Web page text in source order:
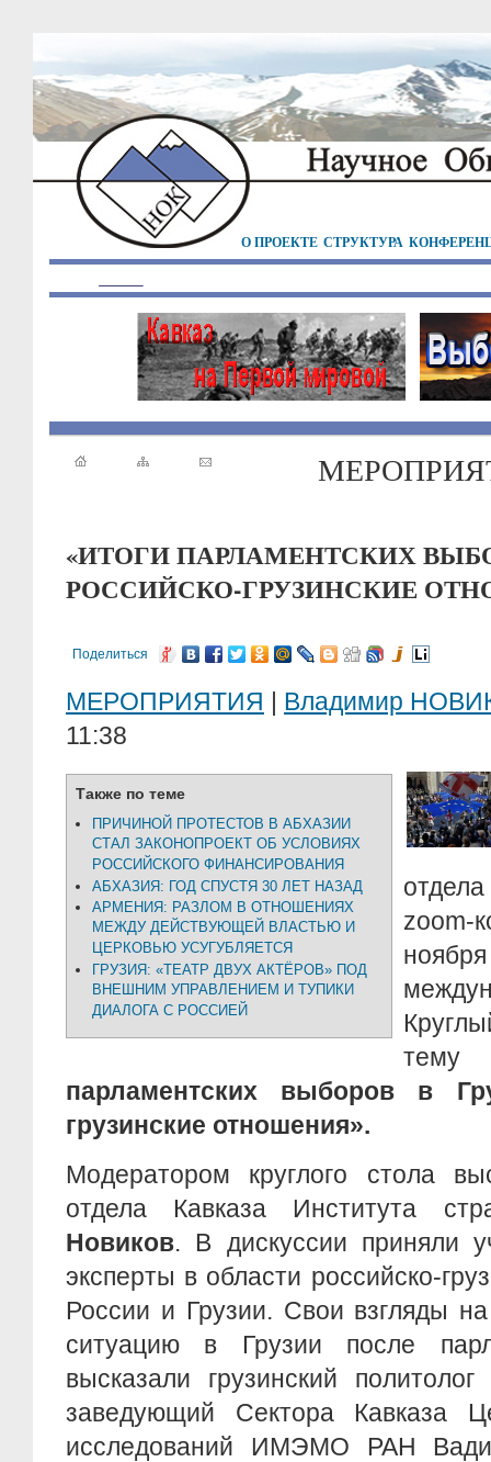
О ПРОЕКТЕ СТРУКТУРА
«ИТОГИ ПАРЛАМЕНТСКИХ
РОССИЙСКО-ГРУЗИНСКИЕ
Поделиться
МЕРОПРИЯТИЯ | Владимир
11:38
Также по теме
ПРИЧИНОЙ ПРОТЕСТОВ В АБХАЗИИ
СТАЛ ЗАКОНОПРОЕКТ ОБ УСЛОВИЯХ
РОССИЙСКОГО ФИНАНСИРОВАНИЯ
АБХАЗИЯ: ГОД СПУСТЯ 30 ЛЕТ НАЗАД
АРМЕНИЯ: РАЗЛОМ В ОТНОШЕНИЯХ
МЕЖДУ ДЕЙСТВУЮЩЕЙ ВЛАСТЬЮ И
ЦЕРКОВЬЮ УСУГУБЛЯЕТСЯ
ГРУЗИЯ: «ТЕАТР ДВУХ АКТЁРОВ» ПОД
ВНЕШНИМ УПРАВЛЕНИЕМ И ТУПИКИ
ДИАЛОГА С РОССИЕЙ
парламентских выборов в
грузинские отношения».
Модератором круглого стола
отдела Кавказа Института
Новиков. В дискуссии приняли
эксперты в области российско-
России и Грузии. Свои взгляды
ситуацию в Грузии после
высказали грузинский
заведующий Сектора Кавказа
исследований ИМЭМО РАН